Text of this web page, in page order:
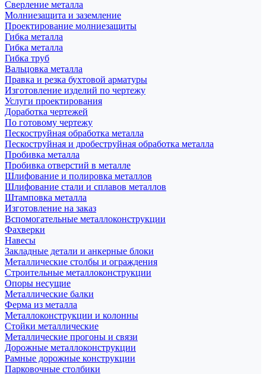
Сверление металла
Молниезащита и заземление
Проектирование молниезащиты
Гибка металла
Гибка металла
Гибка труб
Вальцовка металла
Правка и резка бухтовой арматуры
Изготовление изделий по чертежу
Услуги проектирования
Доработка чертежей
По готовому чертежу
Пескоструйная обработка металла
Пескоструйная и дробеструйная обработка металла
Пробивка металла
Пробивка отверстий в металле
Шлифование и полировка металлов
Шлифование стали и сплавов металлов
Штамповка металла
Изготовление на заказ
Вспомогательные металлоконструкции
Фахверки
Навесы
Закладные детали и анкерные блоки
Металлические столбы и ограждения
Строительные металлоконструкции
Опоры несущие
Металлические балки
Ферма из металла
Металлоконструкции и колонны
Стойки металлические
Металлические прогоны и связи
Дорожные металлоконструкции
Рамные дорожные конструкции
Парковочные столбики